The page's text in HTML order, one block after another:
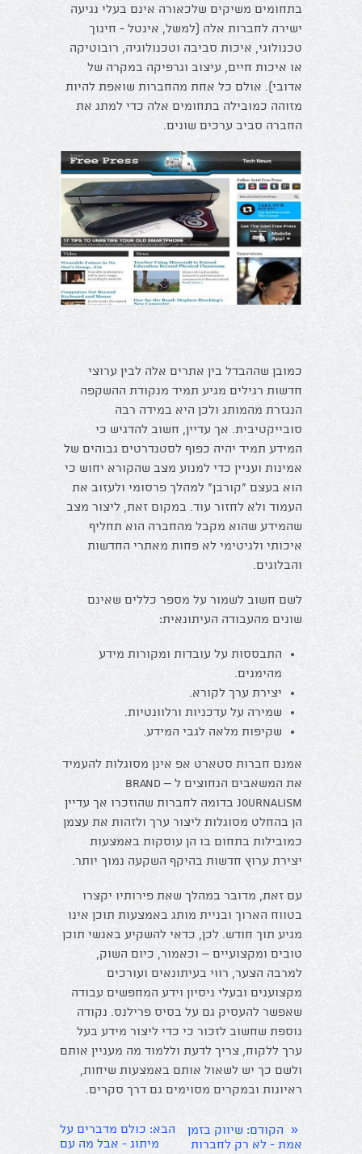
בתחומים משיקים שלכאורה אינם בעלי נגיעה
ישירה לחברות אלה (למשל, אינטל - חינוך
טכנולוגי, איכות סביבה וטכנולוגיה, רובוטיקה
או איכות חיים, עיצוב וגרפיקה במקרה של
אדובי). אולם כל אחת מהחברות שואפת להיות
מזוהה כמובילה בתחומים אלה כדי למתג את
החברה סביב ערכים שונים.
כמובן שההבדל בין אתרים אלה לבין ערוצי
חדשות רגילים מגיע תמיד מנקודת ההשקפה
הנגזרת מהמותג ולכן היא במידה רבה
סובייקטיבית. אך עדיין, חשוב להדגיש כי
המידע תמיד יהיה כפוף לסטנדרטים גבוהים של
אמינות ועניין כדי למנוע מצב שהקורא יחוש כי
הוא בעצם "קורבן" למהלך פרסומי ולעזוב את
העמוד ולא לחזור עוד. במקום זאת, ליצור מצב
שהמידע שהוא מקבל מהחברה הוא תחליף
איכותי ולגיטימי לא פחות מאתרי החדשות
והבלוגים.
לשם חשוב לשמור על מספר כללים שאינם
שונים מהעבודה העיתונאית:
התבססות על עובדות ומקורות מידע
מהימנים.
יצירת ערך לקורא.
שמירה על עדכניות ורלוונטיות.
שקיפות מלאה לגבי המידע.
אמנם חברות סטארט אפ אינן מסוגלות להעמיד
את המשאבים הנחוצים ל – Brand
Journalism בדומה לחברות שהוזכרו אך עדיין
הן בהחלט מסוגלות ליצור ערך ולזהות את עצמן
כמובילות בתחום בו הן עוסקות באמצעות
יצירת ערוץ חדשות בהיקף השקעה נמוך יותר.
עם זאת, מדובר במהלך שאת פירותיו יקצרו
בטווח הארוך ובניית מותג באמצעות תוכן אינו
מגיע תוך חודש. לכן, כדאי להשקיע באנשי תוכן
טובים ומקצועיים – וכאמור, כיום השוק,
למרבה הצער, רווי בעיתונאים ועורכים
מקצוענים ובעלי ניסיון וידע המחפשים עבודה
שאפשר להעסיק גם על בסיס פרילנס. נקודה
נוספת שחשוב לזכור כי כדי ליצור מידע בעל
ערך ללקוח, צריך לדעת וללמוד מה מעניין אותם
ולשם כך יש לשאול אותם באמצעות שיחות,
ראיונות ובמקרים מסוימים גם דרך סקרים.
« הקודם: שיווק בזמן
אמת - לא רק לחברות
הבא: כולם מדברים על
מיתוג - אבל מה עם